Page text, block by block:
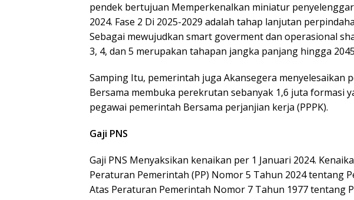
pendek bertujuan Memperkenalkan miniatur
2024. Fase 2 Di 2025-2029 adalah tahap lanjutan
Sebagai mewujudkan smart goverment dan operasional
3, 4, dan 5 merupakan tahapan jangka panjang hingga
Samping Itu, pemerintah juga Akansegera menyelesaikan
Bersama membuka perekrutan sebanyak 1,6 juta formasi
pegawai pemerintah Bersama perjanjian kerja (PPPK).
Gaji PNS
Gaji PNS Menyaksikan kenaikan per 1 Januari 2024.
Peraturan Pemerintah (PP) Nomor 5 Tahun 2024 tentang
Atas Peraturan Pemerintah Nomor 7 Tahun 1977 tentang